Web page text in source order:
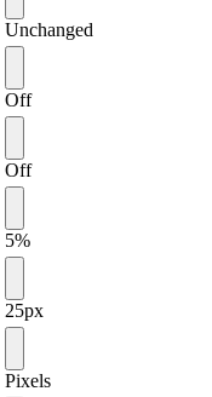
Unchanged
Off
Off
5%
25px
Pixels